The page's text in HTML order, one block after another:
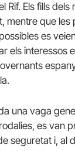
Rif. Els fills
mentre que les
es
els interessos
una vaga
es van
seguretat i, al